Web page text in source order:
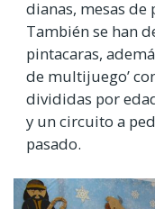
dianas, mesas de
También se han
pintacaras,
de multijuego’
divididas por
y un circuito a
pasado.